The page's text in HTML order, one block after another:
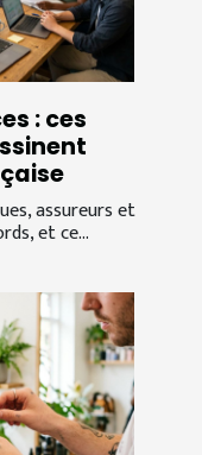
: ces
assureurs et
et ce...